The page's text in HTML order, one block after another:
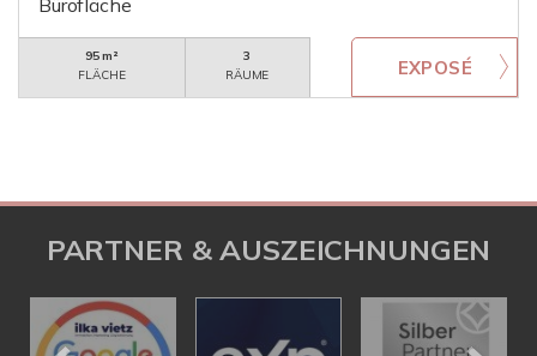
Bürofläche
95 m²
FLÄCHE
3
RÄUME
PARTNER & AUSZEICHNUNGEN